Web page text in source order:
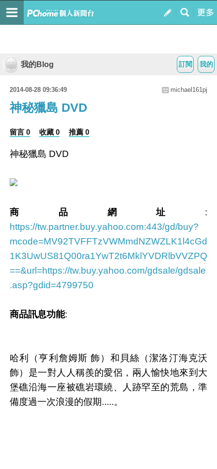
我的
訂閱
我的Blog
2014-08-28 09:36:49 michael161pj
神秘獵島 DVD
留言 0 收藏 0 推薦 0
神秘獵島 DVD
商品網址 :
https://tw.partner.buy.yahoo.com:443/gd/buy?
mcode=MV92TVFFTzVWMmdNZWZLK1l4cGd
1K3UwUS81Q00ra1YwT2t6MklYVDRlbVVZPQ
==&url=https://tw.buy.yahoo.com/gdsale/gdsale
.asp?gdid=4799750
商品訊息功能:
哈利（亨利詹姆斯 飾）和貝絲（潔洛汀海克沃
飾）是一對人人稱羨的愛侶，兩人愉快地來到大
堡礁沿海一座被礁岩環繞、人跡罕至的荒島，準
備度過一次浪漫的假期.....。